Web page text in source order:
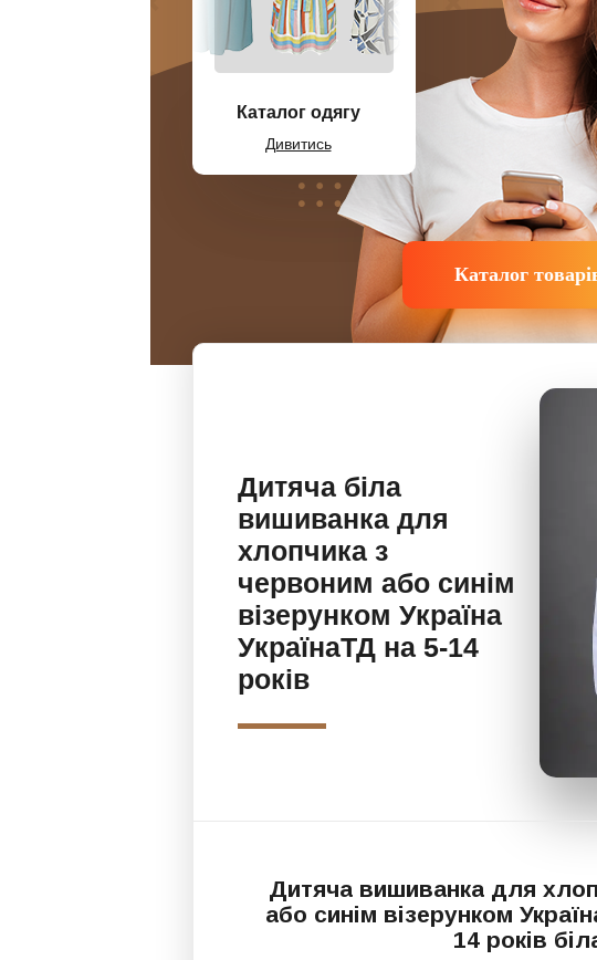
Каталог одягу
Дивитись
Каталог
Дитяча біла
вишиванка для
хлопчика з
червоним або синім
візерунком Україна
УкраїнаТД на 5-14
років
Дитяча вишиванка для
або синім візерунком
14 років